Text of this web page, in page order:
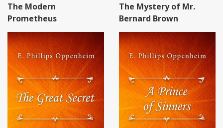
The Modern
Prometheus
The Mystery of Mr.
Bernard Brown